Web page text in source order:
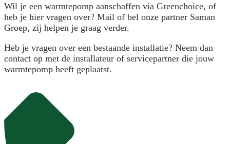
Wil je een warmtepomp aanschaffen via Greenchoice, of
heb je hier vragen over? Mail of bel onze partner Saman
Groep, zij helpen je graag verder.
Heb je vragen over een bestaande installatie? Neem dan
contact op met de installateur of servicepartner die jouw
warmtepomp heeft geplaatst.